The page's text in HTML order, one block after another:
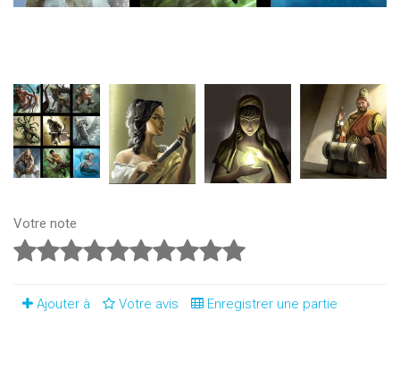
Votre note
Ajouter à Votre avis Enregistrer une partie